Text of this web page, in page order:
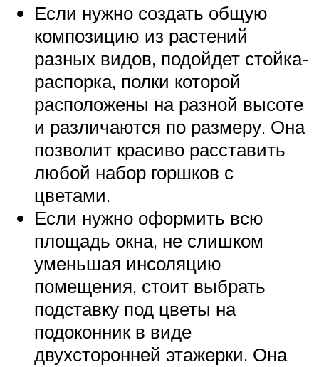
Если нужно создать общую
композицию из растений
разных видов, подойдет стойка-
распорка, полки которой
расположены на разной высоте
и различаются по размеру. Она
позволит красиво расставить
любой набор горшков с
цветами.
Если нужно оформить всю
площадь окна, не слишком
уменьшая инсоляцию
помещения, стоит выбрать
подставку под цветы на
подоконник в виде
двухсторонней этажерки. Она